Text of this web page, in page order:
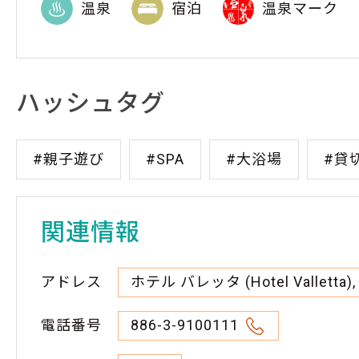
温泉 宿泊 温泉マーク
ハッシュタグ
#親子遊び #SPA #大浴場 #貸
関連情報
アドレス ホテル バレッタ (Hotel Valletta),
電話番号 886-3-9100111